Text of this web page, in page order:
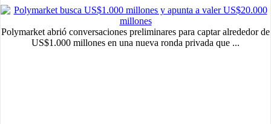
Polymarket abrió conversaciones preliminares para captar alrededor de
US$1.000 millones en una nueva ronda privada que ...